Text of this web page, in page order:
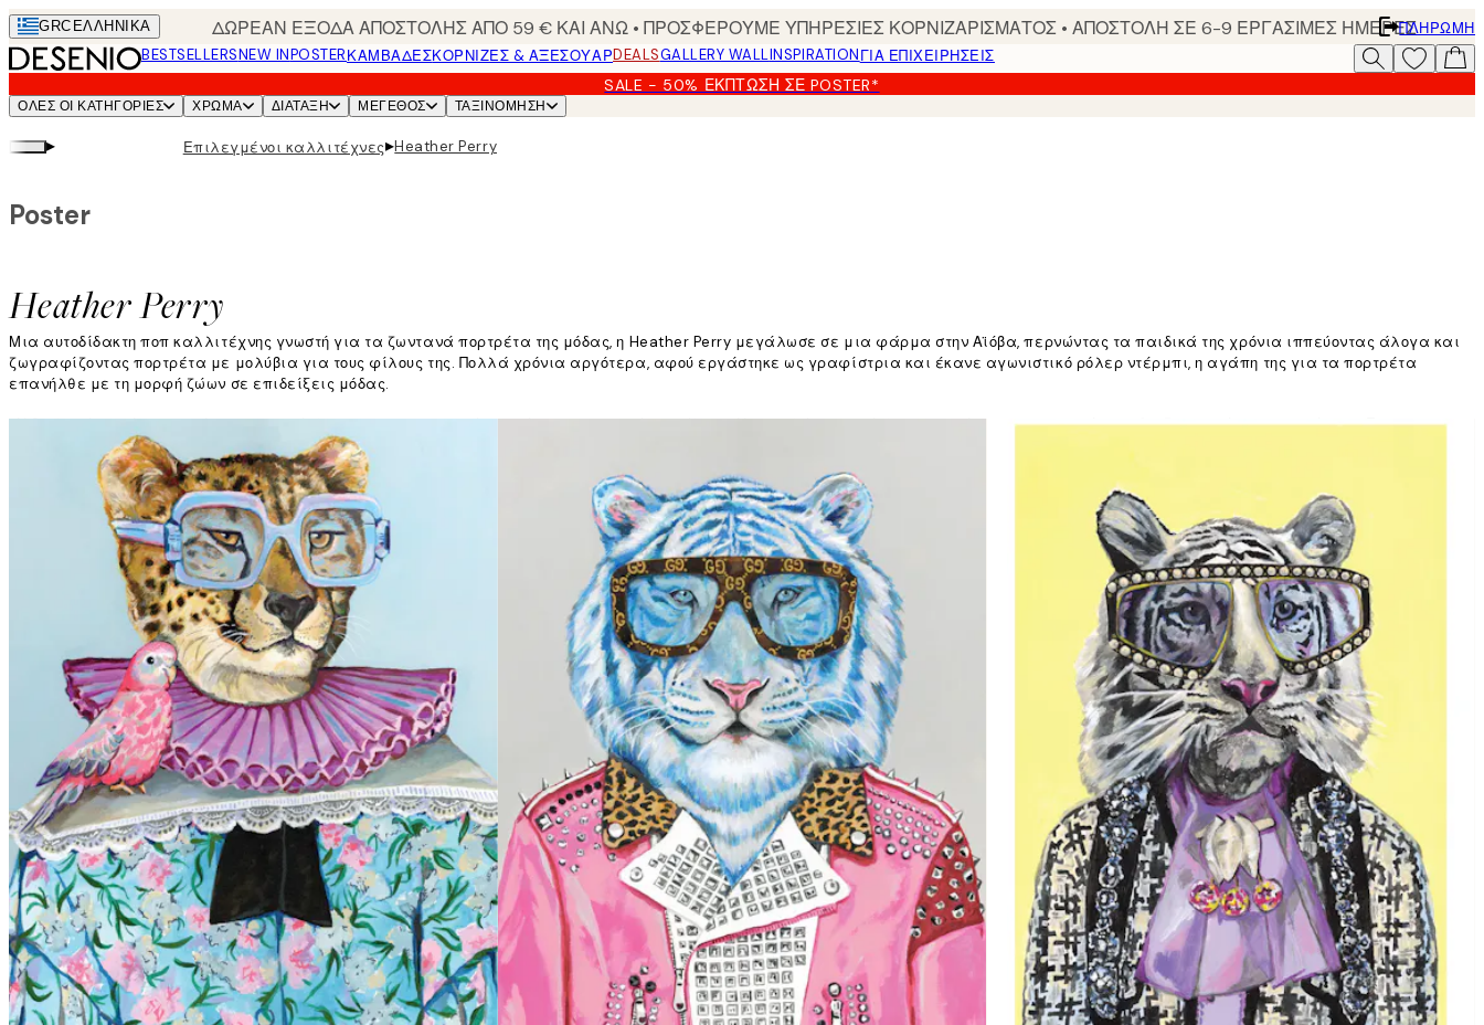
Skip
to
main
content.
GRC ΕΛΛΗΝΙΚΆ ΔΩΡΕΑΝ ΕΞΟΔΑ ΑΠΟΣΤΟΛΗΣ ΑΠΟ 59 € ΚΑΙ ΑΝΩ • ΠΡΟΣΦΕΡΟΥΜΕ ΥΠΗΡΕΣΙΕΣ ΚΟΡΝΙΖΑΡΙΣΜΑΤΟΣ • ΑΠΟΣΤΟΛΗ ΣΕ 6-9 ΕΡΓΑΣΙΜΕΣ ΗΜΕΡΕΣΠΛΗΡΩΜΉ
BESTSELLERSNEW INPOSTERΚΑΜΒΆΔΕΣΚΟΡΝΊΖΕΣ & ΑΞΕΣΟΥΆΡDEALSGALLERY WALLINSPIRATIONΓΙΑ ΕΠΙΧΕΙΡΗΣΕΙΣ
SALE - 50% ΈΚΠΤΩΣΗ ΣΕ POSTER*
ΌΛΕΣ ΟΙ ΚΑΤΗΓΟΡΊΕΣ ΧΡΩΜΑ ΔΙΑΤΑΞΗ ΜΕΓΕΘΟΣ ΤΑΞΙΝΌΜΗΣΗ
▸ Επιλεγμένοι καλλιτέχνες▸Heather Perry
Heather Perry
Poster
Μια αυτοδίδακτη ποπ καλλιτέχνης γνωστή για τα ζωντανά πορτρέτα της μόδας, η Heather Perry μεγάλωσε σε μια φάρμα στην Αϊόβα, περνώντας τα παιδικά της χρόνια ιππεύοντας άλογα και
ζωγραφίζοντας πορτρέτα με μολύβια για τους φίλους της. Πολλά χρόνια αργότερα, αφού εργάστηκε ως γραφίστρια και έκανε αγωνιστικό ρόλερ ντέρμπι, η αγάπη της για τα πορτρέτα
επανήλθε με τη μορφή ζώων σε επιδείξεις μόδας.
«Η δουλειά μου έχει να κάνει με την αίγλη, το κιτς, και μερικές φορές με το αρκετά παράλογο. Η μεγαλύτερη πρόκληση μου είναι να αποφασίσω τι θα ζωγραφίσω στη συνέχεια. Έχω μια
μεγάλη λίστα ιδεών που θέλουν συνεχώς να τραβούν την προσοχή μου», λέει.
Η έμπνευση της Heather αλλάζει κατά καιρούς. Μερικές φορές, θα δει ένα λουκ σε μια επίδειξη μόδας και θα της έρθει ένα ζώο στο μυαλό, όπως με το έργο της Highland Cow. Ή ένας
συνδυασμός χρωμάτων θα πυροδοτήσει μια ιδέα για ένα νέο κομμάτι.
«Μου αρέσει να ακολουθώ blogs μόδας και περιοδικά για να δω τι νέο υπάρχει, αλλά προσπαθώ να μην παρακολουθώ στενά τις σεζόν ή να παίρνω τις τάσεις πολύ στα σοβαρά.»
Διαβάστε περισσότερα